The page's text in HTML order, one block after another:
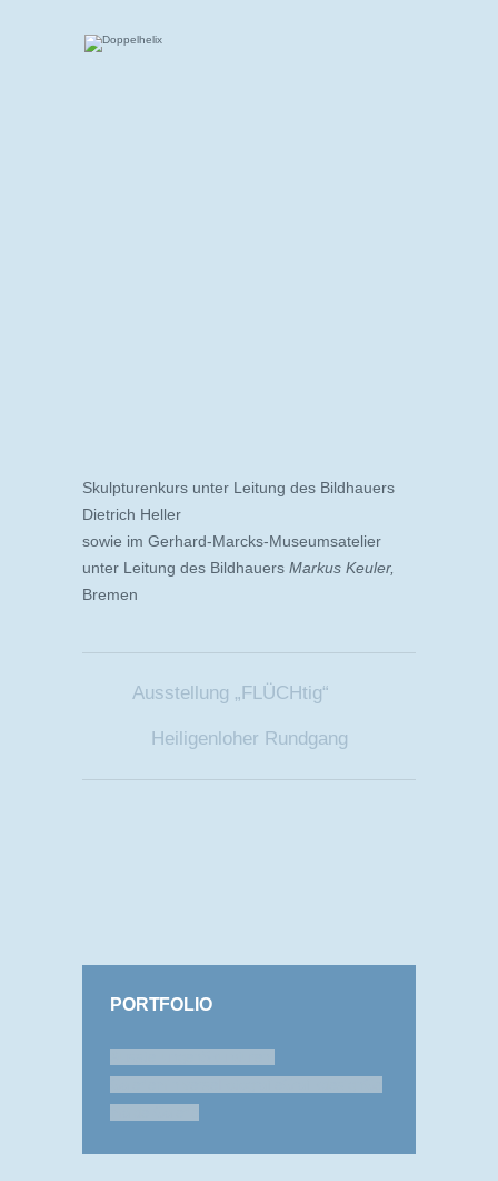
Skulpturenkurs unter Leitung des Bildhauers
Dietrich Heller
sowie im Gerhard-Marcks-Museumsatelier
unter Leitung des Bildhauers Markus Keuler,
Bremen
Ausstellung „FLÜCHtig“
Heiligenloher Rundgang
PORTFOLIO